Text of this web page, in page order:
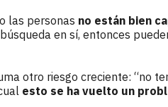
las personas no están bien
en sí, entonces
otro riesgo creciente: “no
esto se ha vuelto un